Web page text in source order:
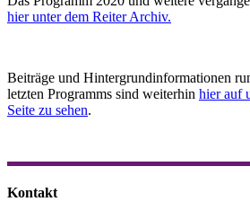
hier unter dem Reiter Archiv.
Beiträge und Hintergrundinformationen
letzten Programms sind weiterhin hier auf
Seite zu sehen.
Kontakt